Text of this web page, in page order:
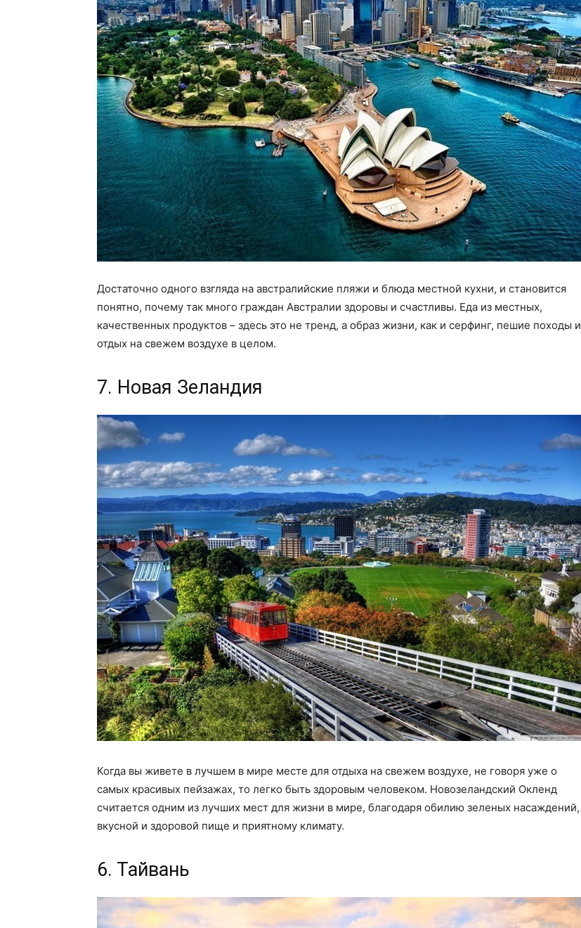
Достаточно одного взгляда на австралийские пляжи и блюда местной кухни, и становится
понятно, почему так много граждан Австралии здоровы и счастливы. Еда из местных,
качественных продуктов – здесь это не тренд, а образ жизни, как и серфинг, пешие походы и
отдых на свежем воздухе в целом.
7. Новая Зеландия
Когда вы живете в лучшем в мире месте для отдыха на свежем воздухе, не говоря уже о
самых красивых пейзажах, то легко быть здоровым человеком. Новозеландский Окленд
считается одним из лучших мест для жизни в мире, благодаря обилию зеленых насаждений,
вкусной и здоровой пище и приятному климату.
6. Тайвань